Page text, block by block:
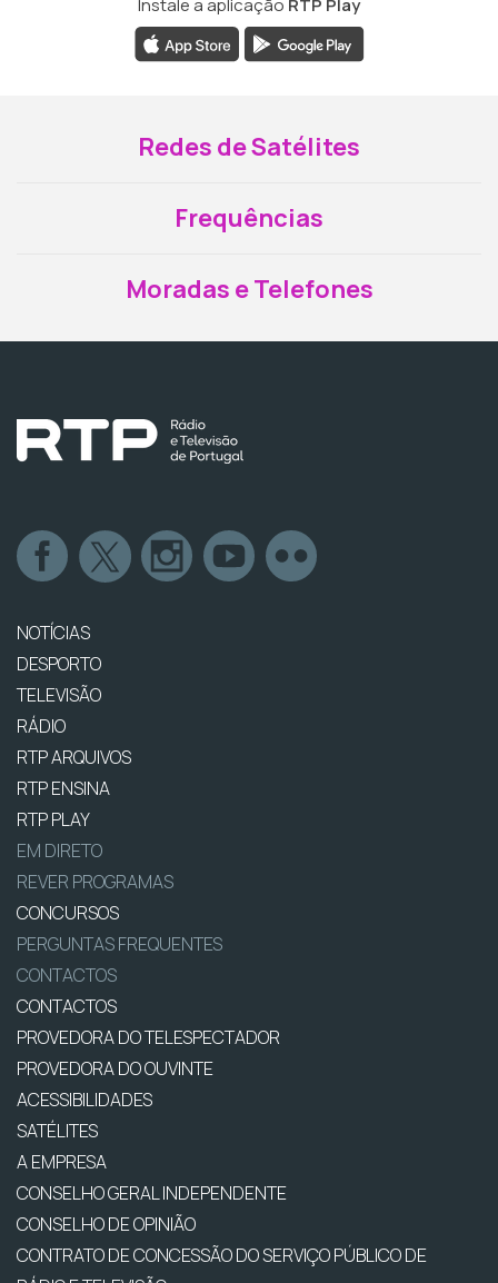
Instale a aplicação RTP Play
Redes de Satélites
Frequências
Moradas e Telefones
NOTÍCIAS
DESPORTO
TELEVISÃO
RÁDIO
RTP ARQUIVOS
RTP ENSINA
RTP PLAY
EM DIRETO
REVER PROGRAMAS
CONCURSOS
PERGUNTAS FREQUENTES
CONTACTOS
CONTACTOS
PROVEDORA DO TELESPECTADOR
PROVEDORA DO OUVINTE
ACESSIBILIDADES
SATÉLITES
A EMPRESA
CONSELHO GERAL INDEPENDENTE
CONSELHO DE OPINIÃO
CONTRATO DE CONCESSÃO DO SERVIÇO PÚBLICO DE